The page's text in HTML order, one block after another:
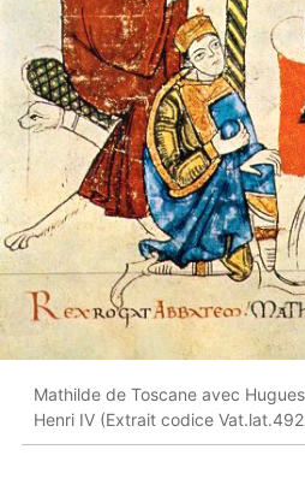
Mathilde de Toscane avec
Henri IV (Extrait codice